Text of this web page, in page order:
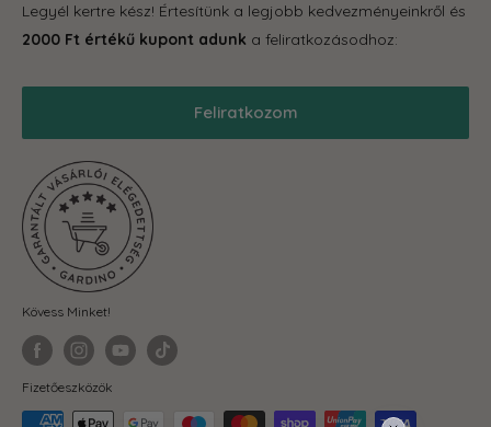
Grill
Balkonkertészet
Téli termékek
Fit-out cégeknek
Gardino Hűségprogram
Reklamáció, garancia
Adatkezelési Tájékoztató
Visszaküldés és elállás
Legyél kertre kész! Értesítünk a legjobb kedvezményeinkről és
2000 Ft értékű kupont adunk a feliratkozásodhoz:
Feliratkozom
Kövess Minket!
Fizetőeszközök